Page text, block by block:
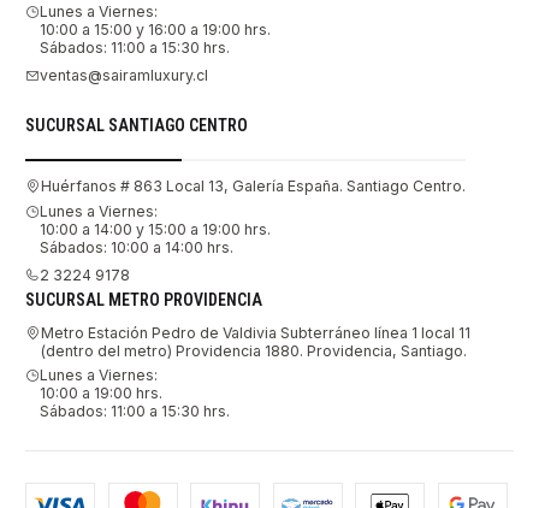
Lunes a Viernes:
10:00 a 15:00 y 16:00 a 19:00 hrs.
Sábados: 11:00 a 15:30 hrs.
ventas@sairamluxury.cl
SUCURSAL SANTIAGO CENTRO
Huérfanos # 863 Local 13, Galería España. Santiago Centro.
Lunes a Viernes:
10:00 a 14:00 y 15:00 a 19:00 hrs.
Sábados: 10:00 a 14:00 hrs.
2 3224 9178
SUCURSAL METRO PROVIDENCIA
Metro Estación Pedro de Valdivia Subterráneo línea 1 local 11
(dentro del metro) Providencia 1880. Providencia, Santiago.
Lunes a Viernes:
10:00 a 19:00 hrs.
Sábados: 11:00 a 15:30 hrs.